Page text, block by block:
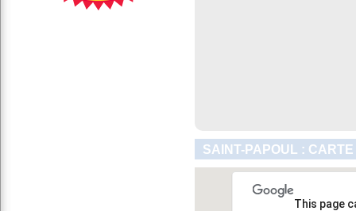
SAINT-PAPOUL :
This page